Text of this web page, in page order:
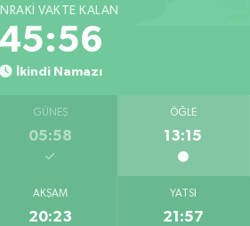
VAKTE KALAN
45:55
İkindi Namazı
GÜNEŞ
05:58
ÖĞLE
13:15
AKŞAM
20:23
YATSI
21:57